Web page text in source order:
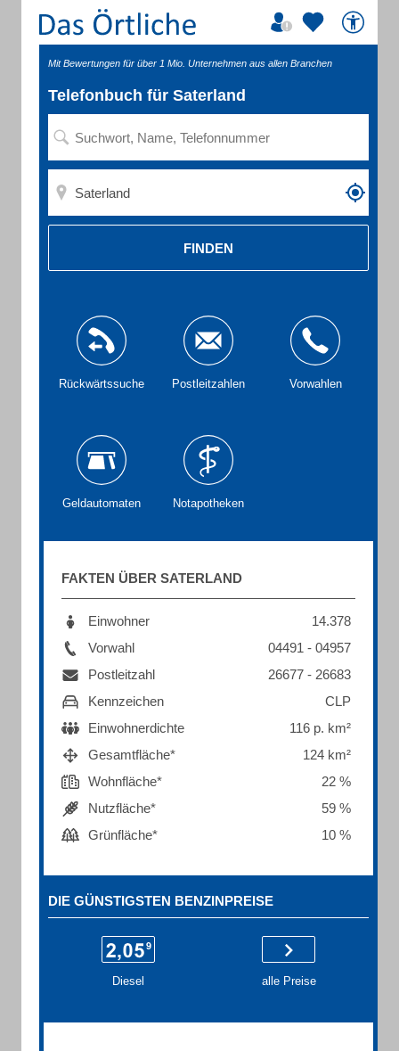
Mit Bewertungen für über 1 Mio. Unternehmen aus allen Branchen
Telefonbuch für Saterland
FINDEN
Rückwärtssuche Postleitzahlen Vorwahlen
Geldautomaten Notapotheken
FAKTEN ÜBER SATERLAND
Einwohner
14.378
Vorwahl
04491 - 04957
Postleitzahl
26677 - 26683
Kennzeichen
CLP
Einwohnerdichte
116 p. km²
Gesamtfläche*
124 km²
Wohnfläche*
22 %
Nutzfläche*
59 %
Grünfläche*
10 %
DIE GÜNSTIGSTEN BENZINPREISE
Diesel alle Preise